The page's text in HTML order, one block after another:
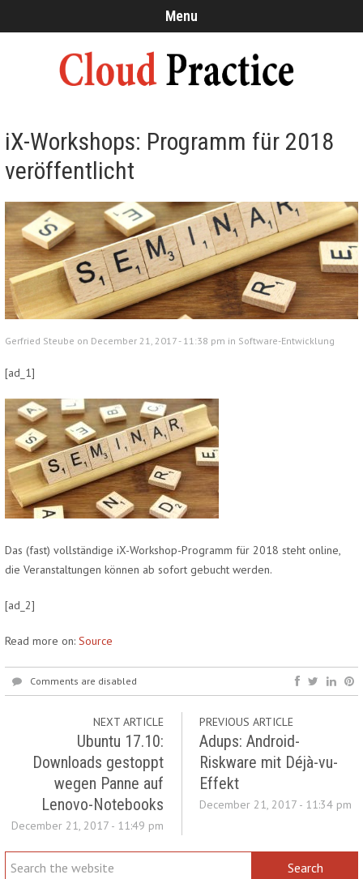
Menu
iX-Workshops: Programm für 2018
veröffentlicht
Gerfried Steube on December 21, 2017 - 11:38 pm in Software-Entwicklung
[ad_1]
Das (fast) vollständige iX-Workshop-Programm für 2018 steht online,
die Veranstaltungen können ab sofort gebucht werden.
[ad_2]
Read more on: Source
Comments are disabled
NEXT ARTICLE
Ubuntu 17.10:
Downloads gestoppt
wegen Panne auf
Lenovo-Notebooks
December 21, 2017 - 11:49 pm
PREVIOUS ARTICLE
Adups: Android-
Riskware mit Déjà-vu-
Effekt
December 21, 2017 - 11:34 pm